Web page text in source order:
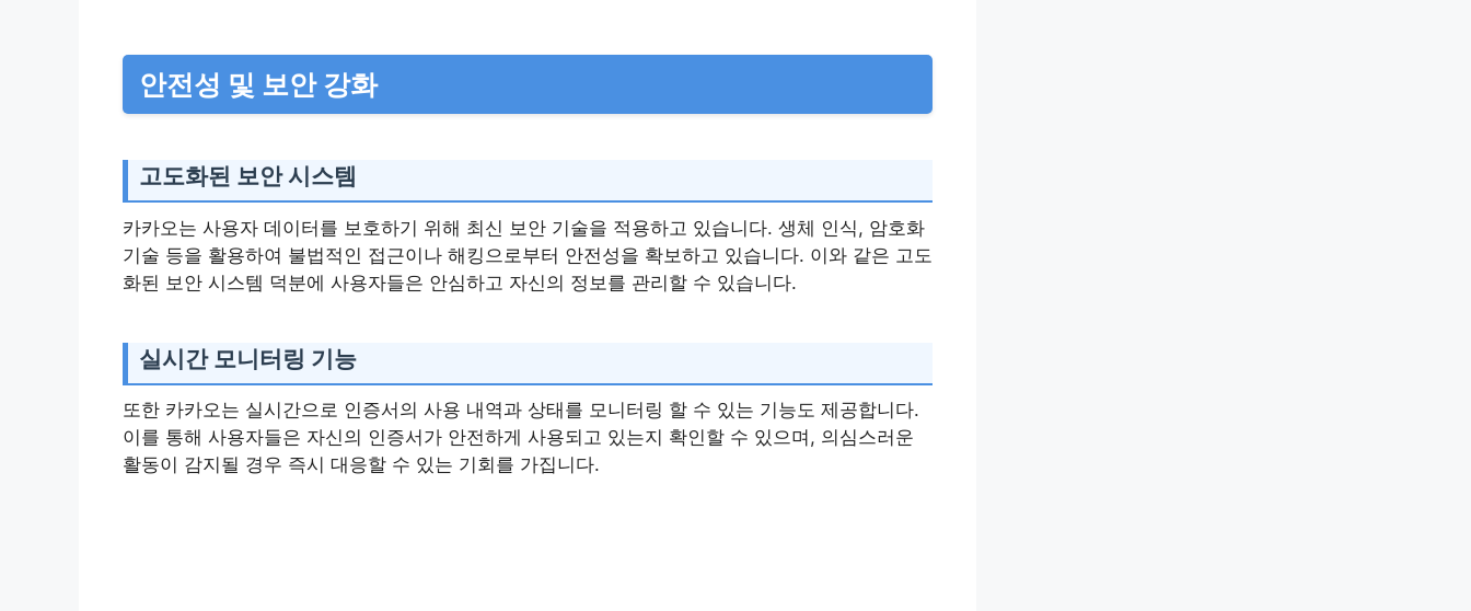
안전성 및 보안 강화
고도화된 보안 시스템
카카오는 사용자 데이터를 보호하기 위해 최신 보안 기술을 적용하고 있습니다. 생체 인식, 암호화
기술 등을 활용하여 불법적인 접근이나 해킹으로부터 안전성을 확보하고 있습니다. 이와 같은 고도
화된 보안 시스템 덕분에 사용자들은 안심하고 자신의 정보를 관리할 수 있습니다.
실시간 모니터링 기능
또한 카카오는 실시간으로 인증서의 사용 내역과 상태를 모니터링 할 수 있는 기능도 제공합니다.
이를 통해 사용자들은 자신의 인증서가 안전하게 사용되고 있는지 확인할 수 있으며, 의심스러운
활동이 감지될 경우 즉시 대응할 수 있는 기회를 가집니다.